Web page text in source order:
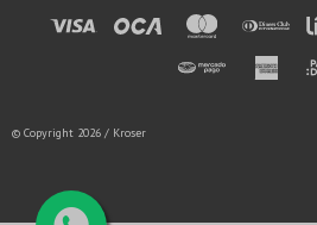
© Copyright 2026 / Kroser